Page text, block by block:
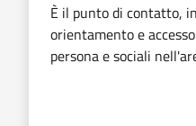
È il punto di contatto,
orientamento e
persona e sociali